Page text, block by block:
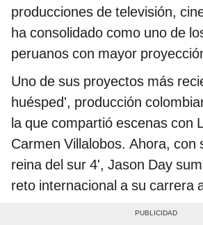
producciones de televisión,
ha consolidado como uno de
peruanos con mayor
Uno de sus proyectos más
huésped', producción
la que compartió escenas con
Carmen Villalobos. Ahora, con
reina del sur 4', Jason Day
reto internacional a su carrera